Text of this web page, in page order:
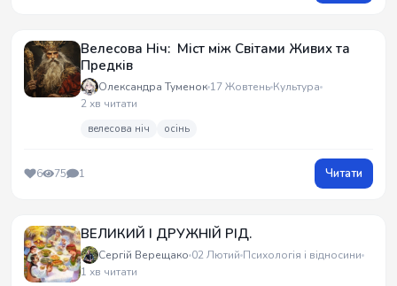
Велесова Ніч: Міст між Світами Живих та
Предків
Олександра Туменок 17 Жовтень Культура
2 хв читати
велесова ніч осінь
6 75 1 Читати
ВЕЛИКИЙ І ДРУЖНІЙ РІД.
Сергій Верещако 02 Лютий Психологія і відносини
1 хв читати